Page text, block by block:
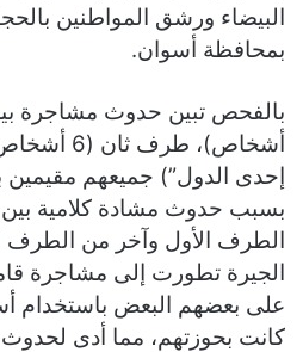
البيضاء ورشق المواطنين
بمحافظة أسوان.
أشخاص)،
إحدى الدول”) جميعهم مقيمين
بسبب حدوث مشادة كلامية
الطرف الأول وآخر من الطرف
الجيرة تطورت إلى مشاجرة
على بعضهم البعض باستخدام
كانت بحوزتهم، مما أدى